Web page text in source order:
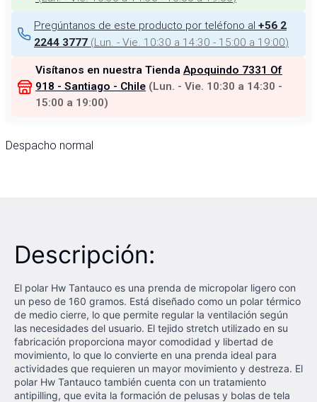
Pregúntanos de este producto por teléfono al +56 2
2244 3777 (Lun. - Vie. 10:30 a 14:30 - 15:00 a 19:00)
Visítanos en nuestra Tienda Apoquindo 7331 Of
918 - Santiago - Chile (Lun. - Vie. 10:30 a 14:30 -
15:00 a 19:00)
Despacho normal
Descripción:
El polar Hw Tantauco es una prenda de micropolar ligero con
un peso de 160 gramos. Está diseñado como un polar térmico
de medio cierre, lo que permite regular la ventilación según
las necesidades del usuario. El tejido stretch utilizado en su
fabricación proporciona mayor comodidad y libertad de
movimiento, lo que lo convierte en una prenda ideal para
actividades que requieren un mayor movimiento y destreza. El
polar Hw Tantauco también cuenta con un tratamiento
antipilling, que evita la formación de pelusas y bolas de tela